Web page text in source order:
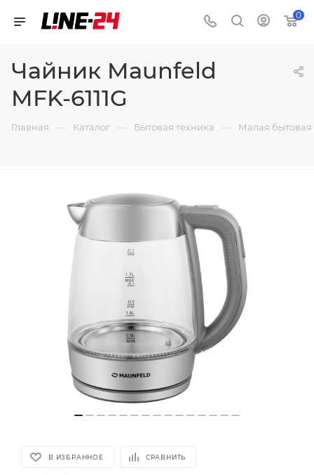
0
Чайник Maunfeld
MFK-6111G
Главная — Каталог — Бытовая техника — Малая бытовая
В ИЗБРАННОЕ СРАВНИТЬ